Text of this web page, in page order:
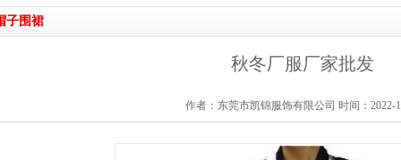
子围裙
秋冬厂服厂家批发
作者：东莞市凯锦服饰有限公司 时间：2022-